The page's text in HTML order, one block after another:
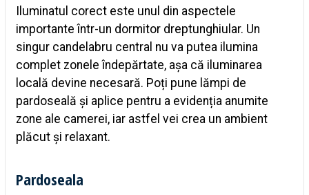
importante într-un dormitor dreptunghiular. Un
singur candelabru central nu va putea ilumina
complet zonele îndepărtate, așa că iluminarea
locală devine necesară. Poți pune lămpi de
pardoseală și aplice pentru a evidenția anumite
zone ale camerei, iar astfel vei crea un ambient
plăcut și relaxant.
Pardoseala